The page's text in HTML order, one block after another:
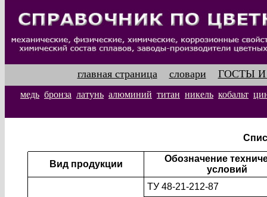
главная страница словари ГОСТЫ
медь бронза латунь алюминий титан никель кобальт
Вид продукции
Обозначение
условий
ТУ 48-21-212-87